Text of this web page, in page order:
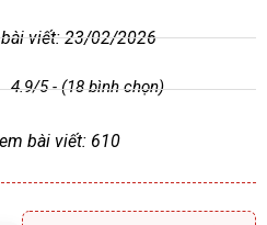
viết: 23/02/2026
4.9/5 - (18 bình chọn)
bài viết: 610